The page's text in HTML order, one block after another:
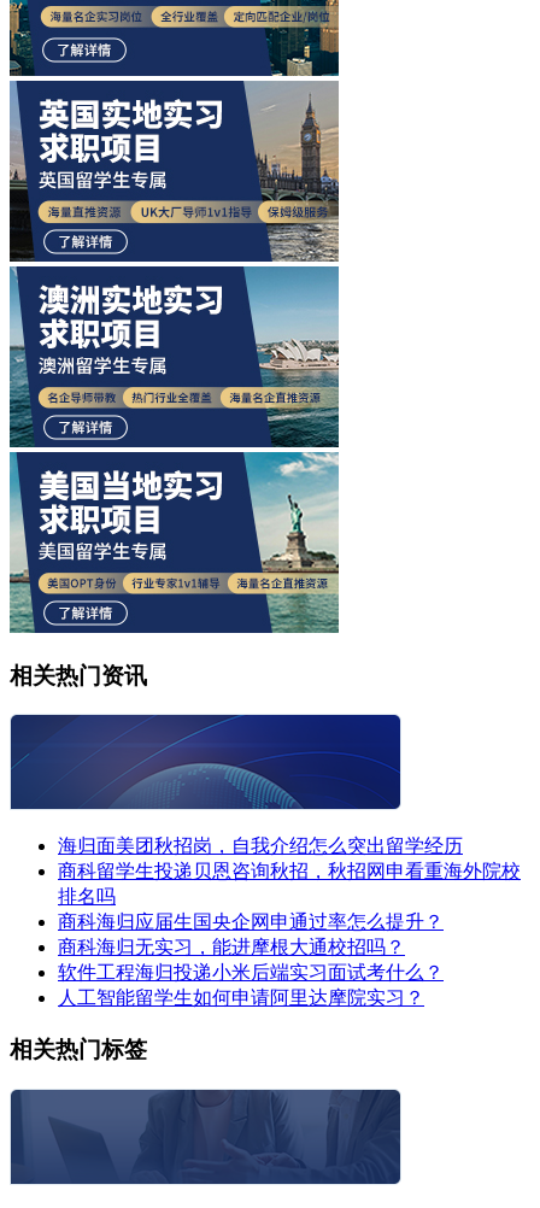
相关热门资讯
海归面美团秋招岗，自我介绍怎么突出留学经历
商科留学生投递贝恩咨询秋招，秋招网申看重海外院校
排名吗
商科海归应届生国央企网申通过率怎么提升？
商科海归无实习，能进摩根大通校招吗？
软件工程海归投递小米后端实习面试考什么？
人工智能留学生如何申请阿里达摩院实习？
相关热门标签